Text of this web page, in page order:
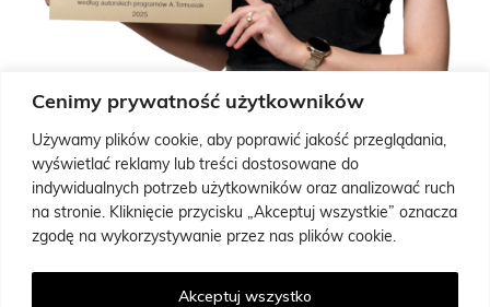
Cenimy prywatność użytkowników
Używamy plików cookie, aby poprawić jakość przeglądania,
wyświetlać reklamy lub treści dostosowane do
indywidualnych potrzeb użytkowników oraz analizować ruch
na stronie. Kliknięcie przycisku „Akceptuj wszystkie” oznacza
zgodę na wykorzystywanie przez nas plików cookie.
Akceptuj wszystko
EWELINA IDZI – ZARZYKA
Lash
🇩🇰 Dania, Nordsjæland